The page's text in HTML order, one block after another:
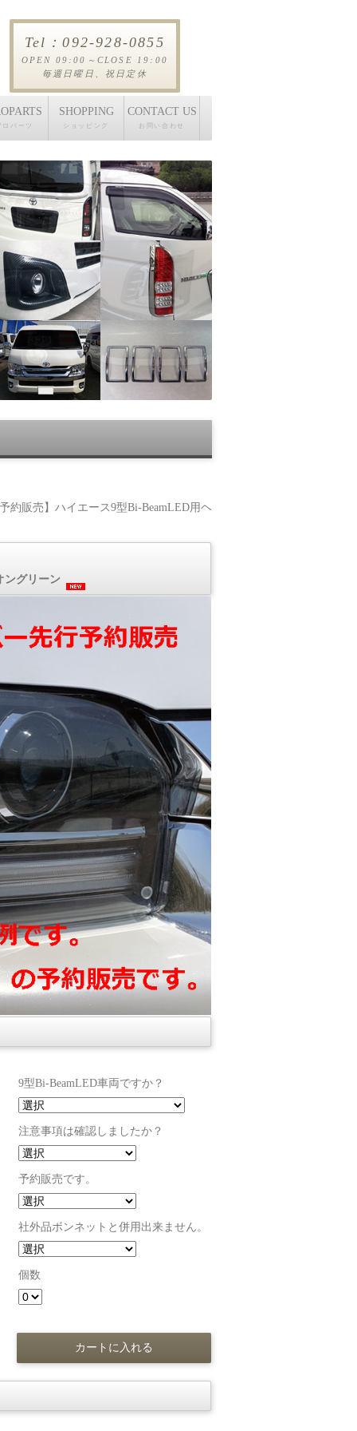
Tel：092-928-0855
OPEN 09:00～CLOSE 19:00
毎週日曜日、祝日定休
ロパーツ
SHOPPING
ショッピング
CONTACT US
お問い合わせ
約販売】ハイエース9型Bi-BeamLED用ヘ
ングリーン
9型Bi-BeamLED車両ですか？
注意事項は確認しましたか？
予約販売です。
社外品ボンネットと併用出来ません。
個数